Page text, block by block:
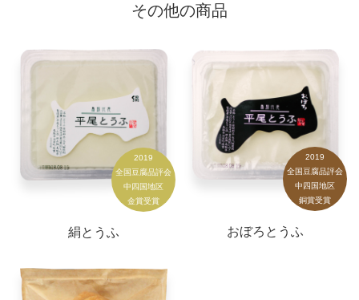
その他の商品
2019
全国豆腐品評会
中四国地区
金賞受賞
絹とうふ
2019
全国豆腐品評会
中四国地区
銅賞受賞
おぼろとうふ